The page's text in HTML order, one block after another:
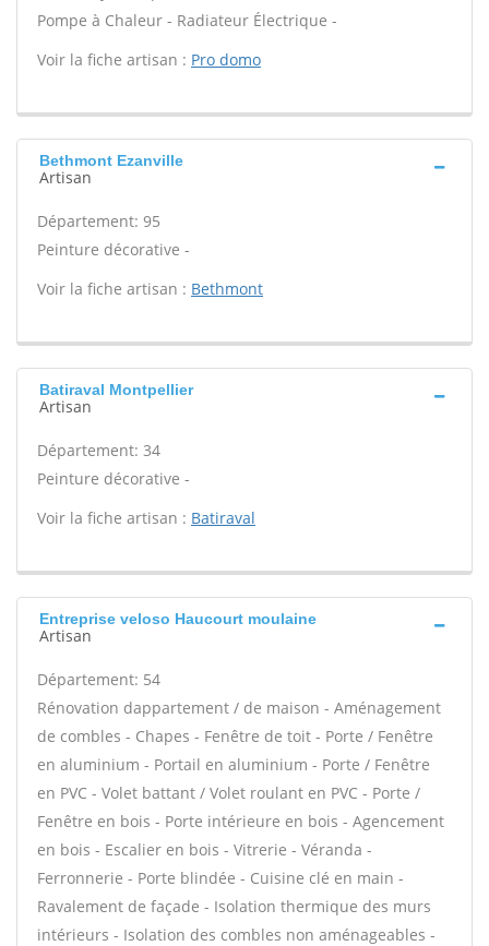
Pompe à Chaleur - Radiateur Électrique -
Voir la fiche artisan : Pro domo
Bethmont Ezanville
Artisan
Département: 95
Peinture décorative -
Voir la fiche artisan : Bethmont
Batiraval Montpellier
Artisan
Département: 34
Peinture décorative -
Voir la fiche artisan : Batiraval
Entreprise veloso Haucourt moulaine
Artisan
Département: 54
Rénovation dappartement / de maison - Aménagement
de combles - Chapes - Fenêtre de toit - Porte / Fenêtre
en aluminium - Portail en aluminium - Porte / Fenêtre
en PVC - Volet battant / Volet roulant en PVC - Porte /
Fenêtre en bois - Porte intérieure en bois - Agencement
en bois - Escalier en bois - Vitrerie - Véranda -
Ferronnerie - Porte blindée - Cuisine clé en main -
Ravalement de façade - Isolation thermique des murs
intérieurs - Isolation des combles non aménageables -